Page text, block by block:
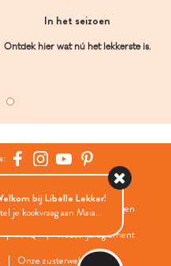
In het seizoen
Ontdek hier wat nú het lekkerste is.
Group
Cookies
Cookies instellingen
FAQ
Wedstrijdreglement
Onze zusterwebsites
bij Libelle Lekker!
je kookvraag aan Maia...